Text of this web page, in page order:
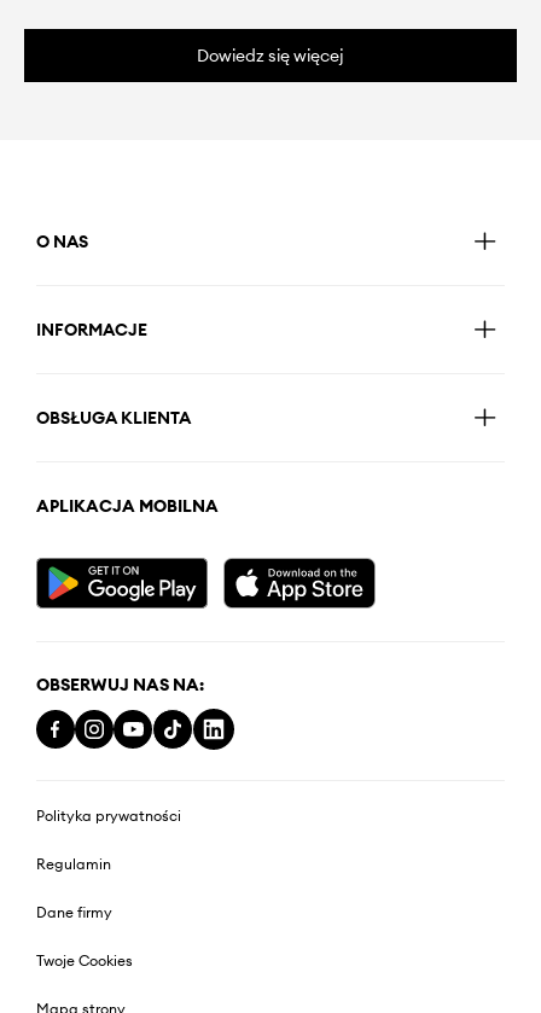
Dowiedz się więcej
O NAS
INFORMACJE
OBSŁUGA KLIENTA
APLIKACJA MOBILNA
OBSERWUJ NAS NA:
Polityka prywatności
Regulamin
Dane firmy
Twoje Cookies
Mapa strony